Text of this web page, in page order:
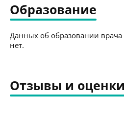
Образование
Данных об образовании
нет.
Отзывы и оценки